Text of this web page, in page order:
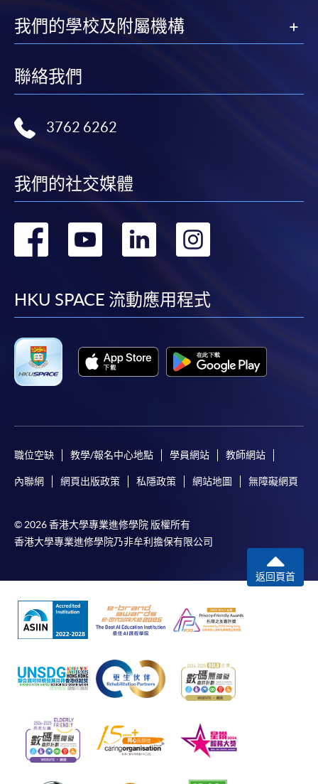
我們的學校及附屬機構
聯絡我們
3762 6262
我們的社交媒體
轉
facebook
轉
youtube
轉
linkedin
HKU SPACE 流動應用程式
職位空缺 教學/報名中心地點 學員網站 教師網站
內聯網 網頁出版政策 私隱政策 網站地圖 無障礙網頁
© 2026 香港大學專業進修學院 版權所有
香港大學專業進修學院乃非牟利擔保有限公司
返回頁首